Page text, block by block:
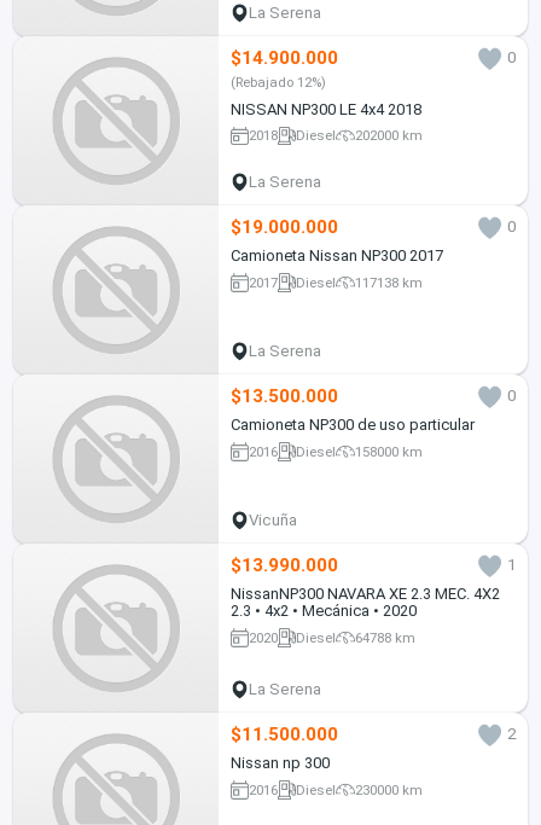
La Serena
$14.900.000 0
(Rebajado 12%)
NISSAN NP300 LE 4x4 2018
2018 Diesel 202000 km
La Serena
$19.000.000
0
Camioneta Nissan NP300 2017
2017 Diesel 117138 km
La Serena
$13.500.000
0
Camioneta NP300 de uso particular
2016 Diesel 158000 km
Vicuña
$13.990.000
1
NissanNP300 NAVARA XE 2.3 MEC. 4X2
2.3 • 4x2 • Mecánica • 2020
2020 Diesel 64788 km
La Serena
$11.500.000
2
Nissan np 300
2016 Diesel 230000 km